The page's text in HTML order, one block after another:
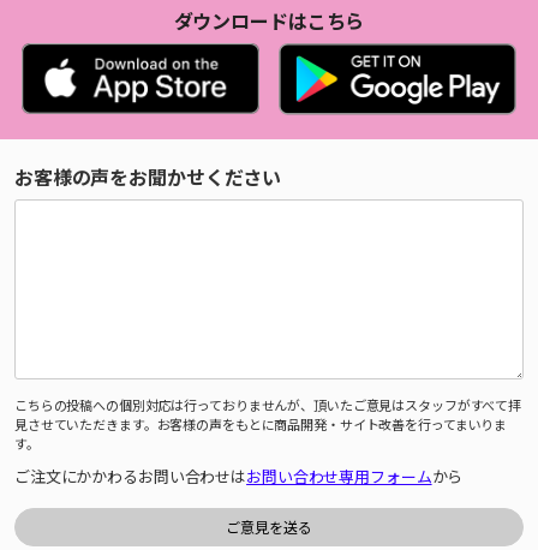
ダウンロードはこちら
お客様の声をお聞かせください
こちらの投稿への個別対応は行っておりませんが、頂いたご意見はスタッフがすべて拝
見させていただきます。お客様の声をもとに商品開発・サイト改善を行ってまいりま
す。
ご注文にかかわるお問い合わせはお問い合わせ専用フォームから